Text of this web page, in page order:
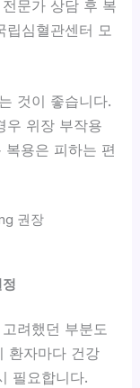
문가 상담 후 복
립심혈관센터 모
것이 좋습니다.
우 위장 부작용
용은 피하는 편
권장
려했던 부분도
환자마다 건강
필요합니다.